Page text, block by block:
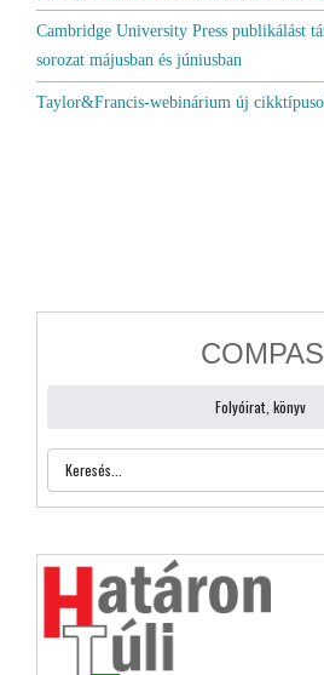
Cambridge University Press publikálást
sorozat májusban és júniusban
Taylor&Francis-webinárium új